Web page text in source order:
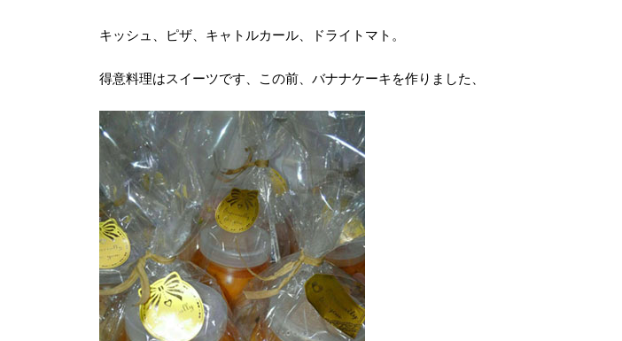
キッシュ、ピザ、キャトルカール、ドライトマト。
得意料理はスイーツです、この前、バナナケーキを作りました、